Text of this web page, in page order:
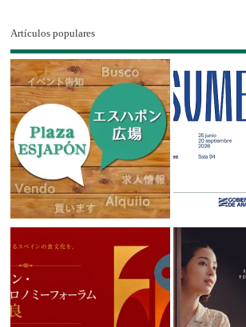
Artículos populares